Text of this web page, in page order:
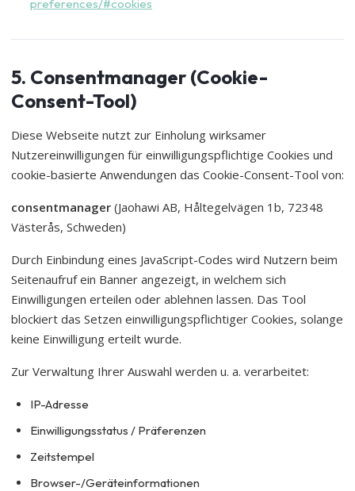
preferences/#cookies
5. Consentmanager (Cookie-
Consent-Tool)
Diese Webseite nutzt zur Einholung wirksamer
Nutzereinwilligungen für einwilligungspflichtige Cookies und
cookie-basierte Anwendungen das Cookie-Consent-Tool von:
consentmanager (Jaohawi AB, Håltegelvägen 1b, 72348
Västerås, Schweden)
Durch Einbindung eines JavaScript-Codes wird Nutzern beim
Seitenaufruf ein Banner angezeigt, in welchem sich
Einwilligungen erteilen oder ablehnen lassen. Das Tool
blockiert das Setzen einwilligungspflichtiger Cookies, solange
keine Einwilligung erteilt wurde.
Zur Verwaltung Ihrer Auswahl werden u. a. verarbeitet:
IP-Adresse
Einwilligungsstatus / Präferenzen
Zeitstempel
Browser-/Geräteinformationen